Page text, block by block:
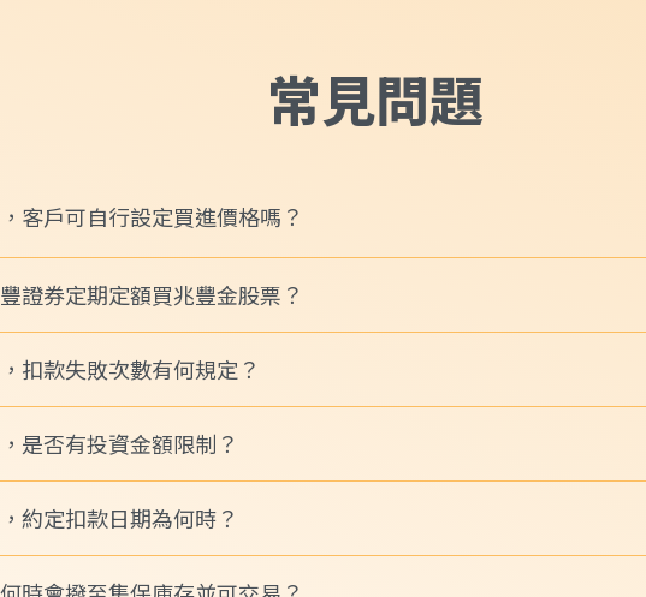
常見問題
客戶可自行設定買進價格嗎？
證券定期定額買兆豐金股票？
扣款失敗次數有何規定？
是否有投資金額限制？
約定扣款日期為何時？